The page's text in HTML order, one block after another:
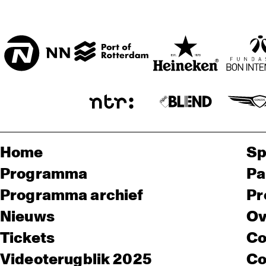
Home
Programma
Programma archief
Nieuws
Tickets
Videoterugblik 2025